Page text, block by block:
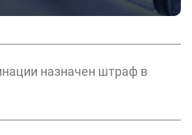
назначен штраф в